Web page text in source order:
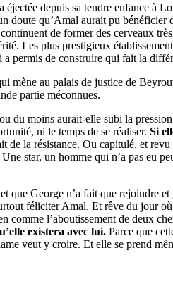
depuis sa tendre enfance à
doute qu’Amal aurait pu bénéficier
de former des cerveaux
Les plus prestigieux
a permis de construire qui fait la
mène au palais de justice de
partie méconnues.
du moins aurait-elle subi la
ni le temps de se réaliser. Si
de la résistance. Ou capitulé, et
star, un homme qui n’a pas eu
que George n’a fait que rejoindre
féliciter Amal. Et rêve du jour
comme l’aboutissement de deux
existera avec lui. Parce que
veut y croire. Et elle se prend